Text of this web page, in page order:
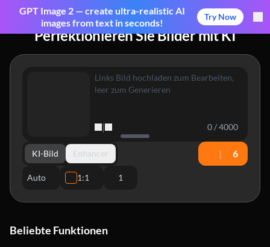
GPT Image 2 — create ultra-realistic AI
images from text in seconds!
Try Now
Perfektionieren Sie Bilder mit KI
| 0 / 4000
KI-Bild Enhancer
Auto 1:1 1
| 6
Beliebte Funktionen